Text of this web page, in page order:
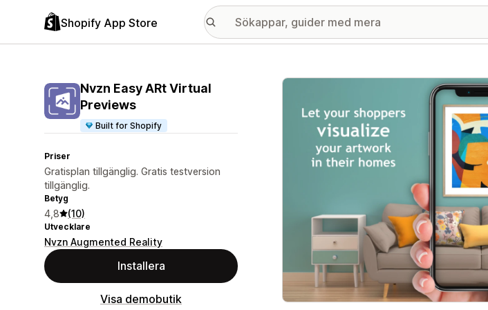
Shopify App Store
Nvzn Easy ARt Virtual
Previews
Built for Shopify
Priser
Gratisplan tillgänglig. Gratis testversion
tillgänglig.
Betyg
4,8 (10)
Utvecklare
Nvzn Augmented Reality
Installera
Visa demobutik
Galleri med utvalda bilder